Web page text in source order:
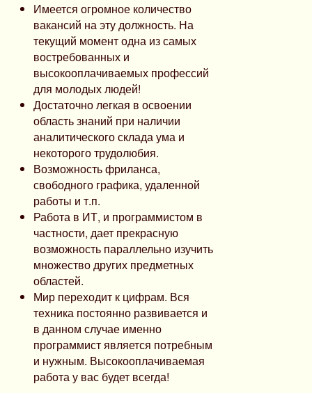
Имеется огромное количество
вакансий на эту должность. На
текущий момент одна из самых
востребованных и
высокооплачиваемых профессий
для молодых людей!
Достаточно легкая в освоении
область знаний при наличии
аналитического склада ума и
некоторого трудолюбия.
Возможность фриланса,
свободного графика, удаленной
работы и т.п.
Работа в ИТ, и программистом в
частности, дает прекрасную
возможность параллельно изучить
множество других предметных
областей.
Мир переходит к цифрам. Вся
техника постоянно развивается и
в данном случае именно
программист является потребным
и нужным. Высокооплачиваемая
работа у вас будет всегда!